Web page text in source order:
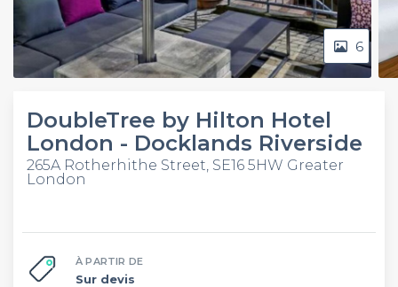
6
DoubleTree by Hilton Hotel
London - Docklands Riverside
265A Rotherhithe Street, SE16 5HW Greater
London
À PARTIR DE
Sur devis